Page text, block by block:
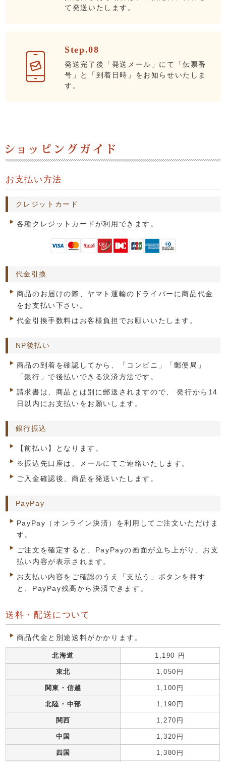
て発送いたします。
Step.08
発送完了後「発送メール」にて「伝票番
号」と「到着日時」をお知らせいたしま
す。
お支払い方法
クレジットカード
各種クレジットカードが利用できます。
代金引換
商品のお届けの際、ヤマト運輸のドライバーに商品代金
をお支払い下さい。
代金引換手数料はお客様負担でお願いいたします。
NP後払い
商品の到着を確認してから、「コンビニ」「郵便局」
「銀行」で後払いできる決済方法です。
請求書は、商品とは別に郵送されますので、 発行から14
日以内にお支払いをお願いします。
銀行振込
【前払い】となります。
※振込先口座は、メールにてご連絡いたします。
ご入金確認後、商品を発送いたします。
PayPay
PayPay（オンライン決済）を利用してご注文いただけま
す。
ご注文を確定すると、PayPayの画面が立ち上がり、お支
払い内容が表示されます。
お支払い内容をご確認のうえ「支払う」ボタンを押す
と、PayPay残高から決済できます。
送料・配送について
商品代金と別途送料がかかります。
北海道 1,190 円
東北 1,050円
関東・信越 1,100円
北陸・中部 1,190円
関西 1,270円
中国 1,320円
四国 1,380円